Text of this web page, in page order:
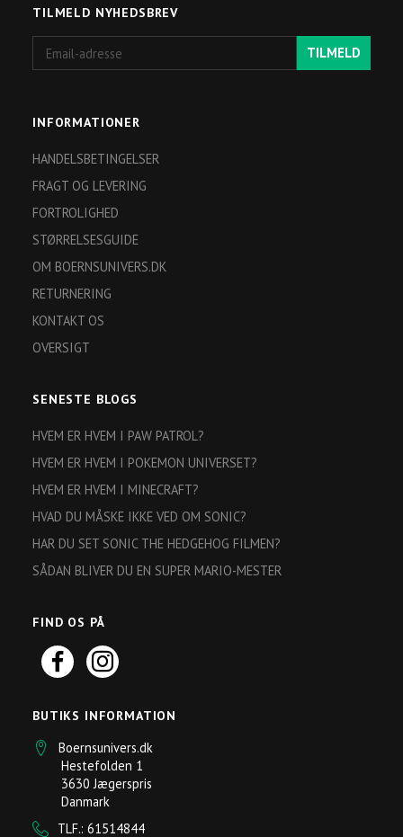
TILMELD NYHEDSBREV
adresse
TILMELD
INFORMATIONER
HANDELSBETINGELSER
FRAGT OG LEVERING
FORTROLIGHED
STØRRELSESGUIDE
OM BOERNSUNIVERS.DK
RETURNERING
KONTAKT OS
OVERSIGT
SENESTE BLOGS
HVEM ER HVEM I PAW PATROL?
HVEM ER HVEM I POKEMON UNIVERSET?
HVEM ER HVEM I MINECRAFT?
HVAD DU MÅSKE IKKE VED OM SONIC?
HAR DU SET SONIC THE HEDGEHOG FILMEN?
SÅDAN BLIVER DU EN SUPER MARIO-MESTER
FIND OS PÅ
BUTIKS INFORMATION
Boernsunivers.dk
Hestefolden 1
3630 Jægerspris
Danmark
TLF.: 61514844